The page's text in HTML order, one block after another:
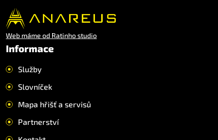
Web máme od Ratinho studio
Informace
Služby
Slovníček
Mapa hřišť a servisů
Partnerství